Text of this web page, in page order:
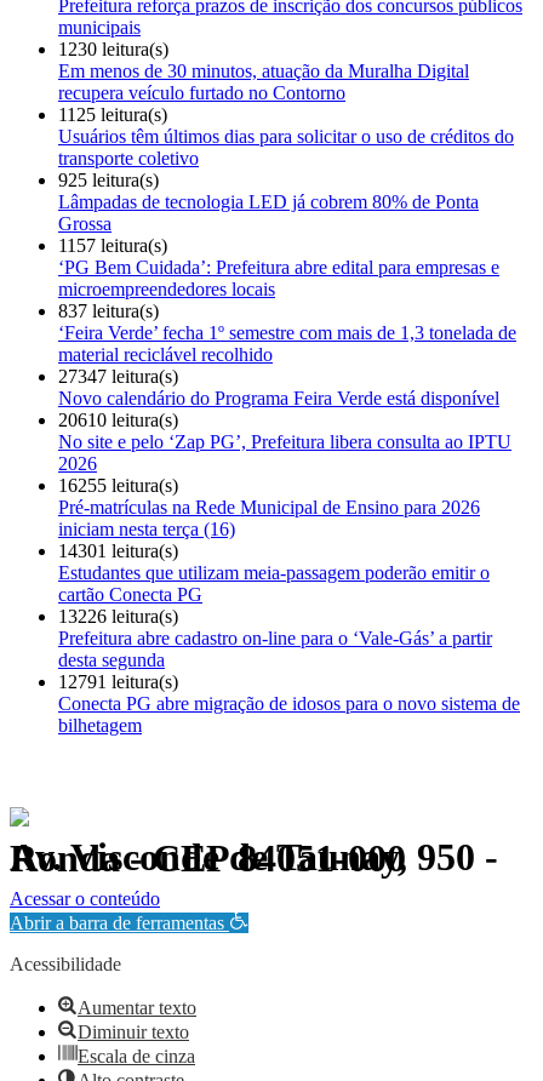
Prefeitura reforça prazos de inscrição dos concursos públicos
municipais
1230 leitura(s)
Em menos de 30 minutos, atuação da Muralha Digital
recupera veículo furtado no Contorno
1125 leitura(s)
Usuários têm últimos dias para solicitar o uso de créditos do
transporte coletivo
925 leitura(s)
Lâmpadas de tecnologia LED já cobrem 80% de Ponta
Grossa
1157 leitura(s)
‘PG Bem Cuidada’: Prefeitura abre edital para empresas e
microempreendedores locais
837 leitura(s)
‘Feira Verde’ fecha 1º semestre com mais de 1,3 tonelada de
material reciclável recolhido
27347 leitura(s)
Novo calendário do Programa Feira Verde está disponível
20610 leitura(s)
No site e pelo ‘Zap PG’, Prefeitura libera consulta ao IPTU
2026
16255 leitura(s)
Pré-matrículas na Rede Municipal de Ensino para 2026
iniciam nesta terça (16)
14301 leitura(s)
Estudantes que utilizam meia-passagem poderão emitir o
cartão Conecta PG
13226 leitura(s)
Prefeitura abre cadastro on-line para o ‘Vale-Gás’ a partir
desta segunda
12791 leitura(s)
Conecta PG abre migração de idosos para o novo sistema de
bilhetagem
Av. Visconde de Taunay, 950 - Ronda - CEP 84051-000
Política de Privacidade.
Acessar o conteúdo
Abrir a barra de ferramentas
Acessibilidade
Aumentar texto
Diminuir texto
Escala de cinza